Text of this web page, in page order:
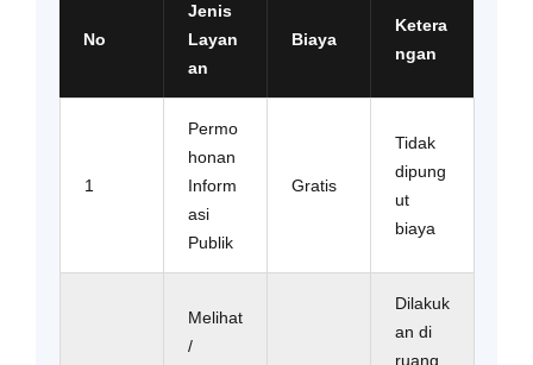
No
Jenis
Layan
an
Biaya
Ketera
ngan
1
Permo
honan
Inform
asi
Publik
Gratis
Tidak
dipung
ut
biaya
Melihat
/
Dilakuk
an di
ruang